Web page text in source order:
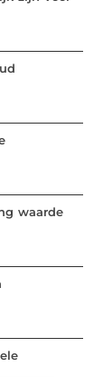
waarde